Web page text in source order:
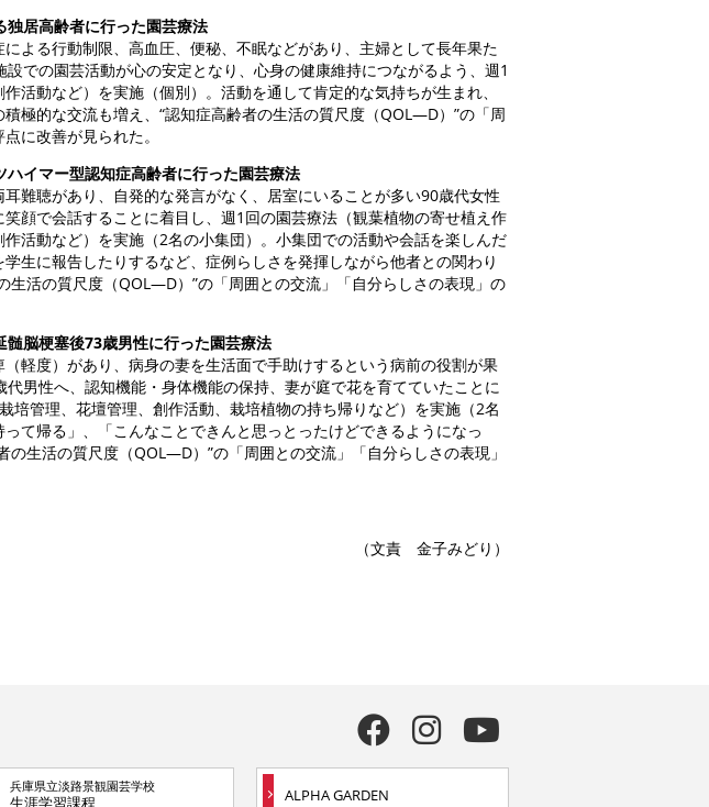
居高齢者に行った園芸療法
よる行動制限、高血圧、便秘、不眠などがあり、主婦として長年果た
での園芸活動が心の安定となり、心身の健康維持につながるよう、週1
活動など）を実施（個別）。活動を通して肯定的な気持ちが生まれ、
極的な交流も増え、“認知症高齢者の生活の質尺度（QOL―D）”の「周
に改善が見られた。
イマー型認知症高齢者に行った園芸療法
難聴があり、自発的な発言がなく、居室にいることが多い90歳代女性
顔で会話することに着目し、週1回の園芸療法（観葉植物の寄せ植え作
活動など）を実施（2名の小集団）。小集団での活動や会話を楽しんだ
生に報告したりするなど、症例らしさを発揮しながら他者との関わり
生活の質尺度（QOL―D）”の「周囲との交流」「自分らしさの表現」の
脳梗塞後73歳男性に行った園芸療法
軽度）があり、病身の妻を生活面で手助けするという病前の役割が果
男性へ、認知機能・身体機能の保持、妻が庭で花を育てていたことに
培管理、花壇管理、創作活動、栽培植物の持ち帰りなど）を実施（2名
て帰る」、「こんなことできんと思っとったけどできるようになっ
の生活の質尺度（QOL―D）”の「周囲との交流」「自分らしさの表現」
（文責 金子みどり）
兵庫県立淡路景観園芸学校
生涯学習課程 ALPHA GARDEN